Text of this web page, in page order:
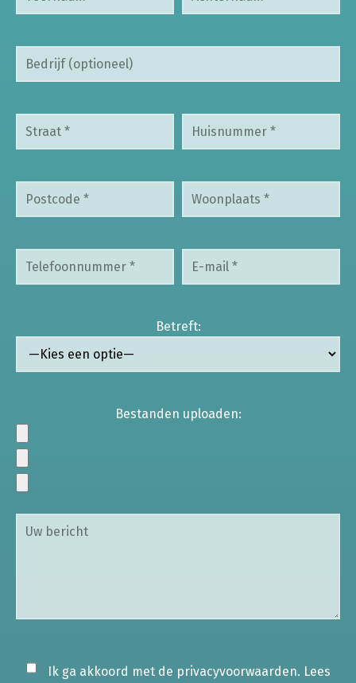
Betreft:
Bestanden uploaden:
Ik ga akkoord met de privacyvoorwaarden. Lees